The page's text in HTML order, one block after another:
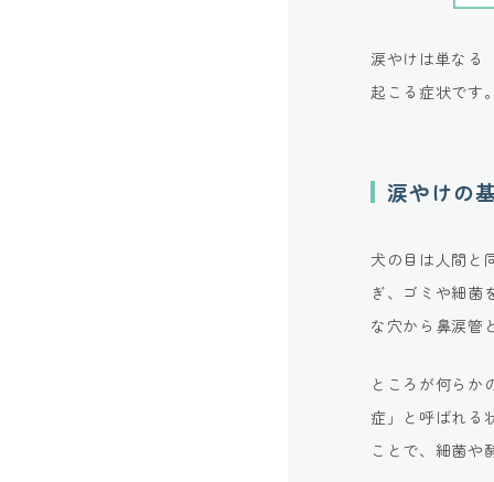
涙やけは単なる
起こる症状です
涙やけの
犬の目は人間と
ぎ、ゴミや細菌
な穴から鼻涙管
ところが何らか
症」と呼ばれる
ことで、細菌や